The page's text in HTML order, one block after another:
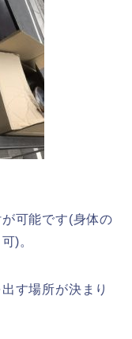
可能です(身体の
)。
す場所が決まり